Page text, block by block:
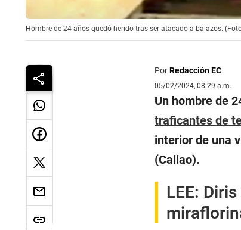
Hombre de 24 años quedó herido tras ser atacado a balazos.
PorRedacción EC
05/02/2024, 08:29 a.m.
Un hombre de
traficantes de
interior de una
(Callao).
LEE: